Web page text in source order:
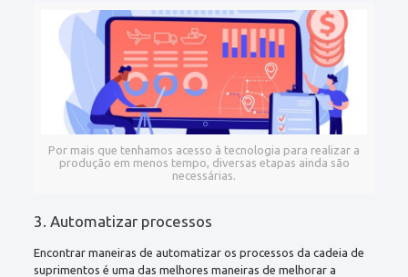
Por mais que tenhamos acesso à tecnologia para realizar a
produção em menos tempo, diversas etapas ainda são
necessárias.
3. Automatizar processos
Encontrar maneiras de automatizar os processos da cadeia de
suprimentos é uma das melhores maneiras de melhorar a